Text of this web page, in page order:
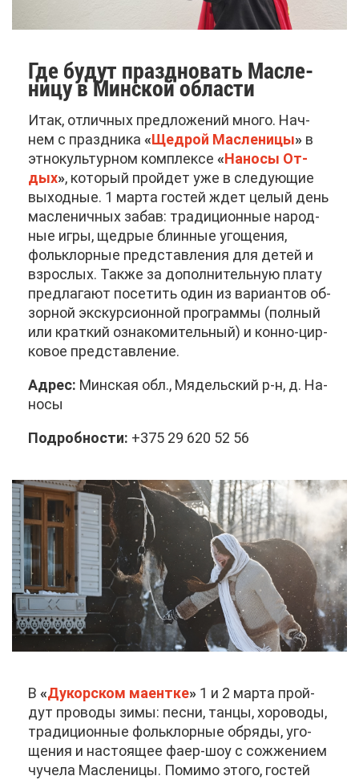
Где бу­дут празд­но­вать Мас­ле­
ни­цу в Мин­ской об­ла­сти
Итак, от­лич­ных пред­ло­же­ний мно­го. Нач­
нем с празд­ни­ка «Щед­рой Мас­ле­ни­цы» в
эт­но­куль­тур­ном ком­плек­се «На­но­сы От­
дых», ко­то­рый прой­дет уже в сле­ду­ю­щие
вы­ход­ные. 1 мар­та го­стей ждет це­лый день
мас­ле­нич­ных за­бав: тра­ди­ци­он­ные на­род­
ные иг­ры, щед­рые блин­ные уго­ще­ния,
фольк­лор­ные пред­став­ле­ния для де­тей и
взрос­лых. Та­к­же за до­пол­ни­тель­ную пла­ту
пред­ла­га­ют по­се­тить один из ва­ри­ан­тов об­
зор­ной экс­кур­си­он­ной про­грам­мы (пол­ный
или крат­кий озна­ко­ми­тель­ный) и кон­но-цир­
ко­вое пред­став­ле­ние.
Ад­рес: Мин­ская обл., Мя­дель­ский р-н, д. На­
но­сы
По­дроб­но­сти: +375 29 620 52 56
В «Ду­кор­ском ма­ент­ке» 1 и 2 мар­та прой­
дут про­во­ды зи­мы: пес­ни, тан­цы, хо­ро­во­ды,
тра­ди­ци­он­ные фольк­лор­ные об­ря­ды, уго­
ще­ния и на­сто­я­щее фа­ер-шоу с со­жже­ни­ем
чу­че­ла Мас­ле­ни­цы. По­ми­мо это­го, го­стей